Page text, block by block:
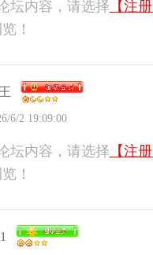
坛内容，请选择 【注册
！
6/2 19:09:00
坛内容，请选择 【注册
！